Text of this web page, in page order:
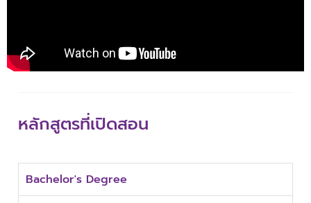
หลักสูตรที่เปิดสอน
Bachelor's Degree